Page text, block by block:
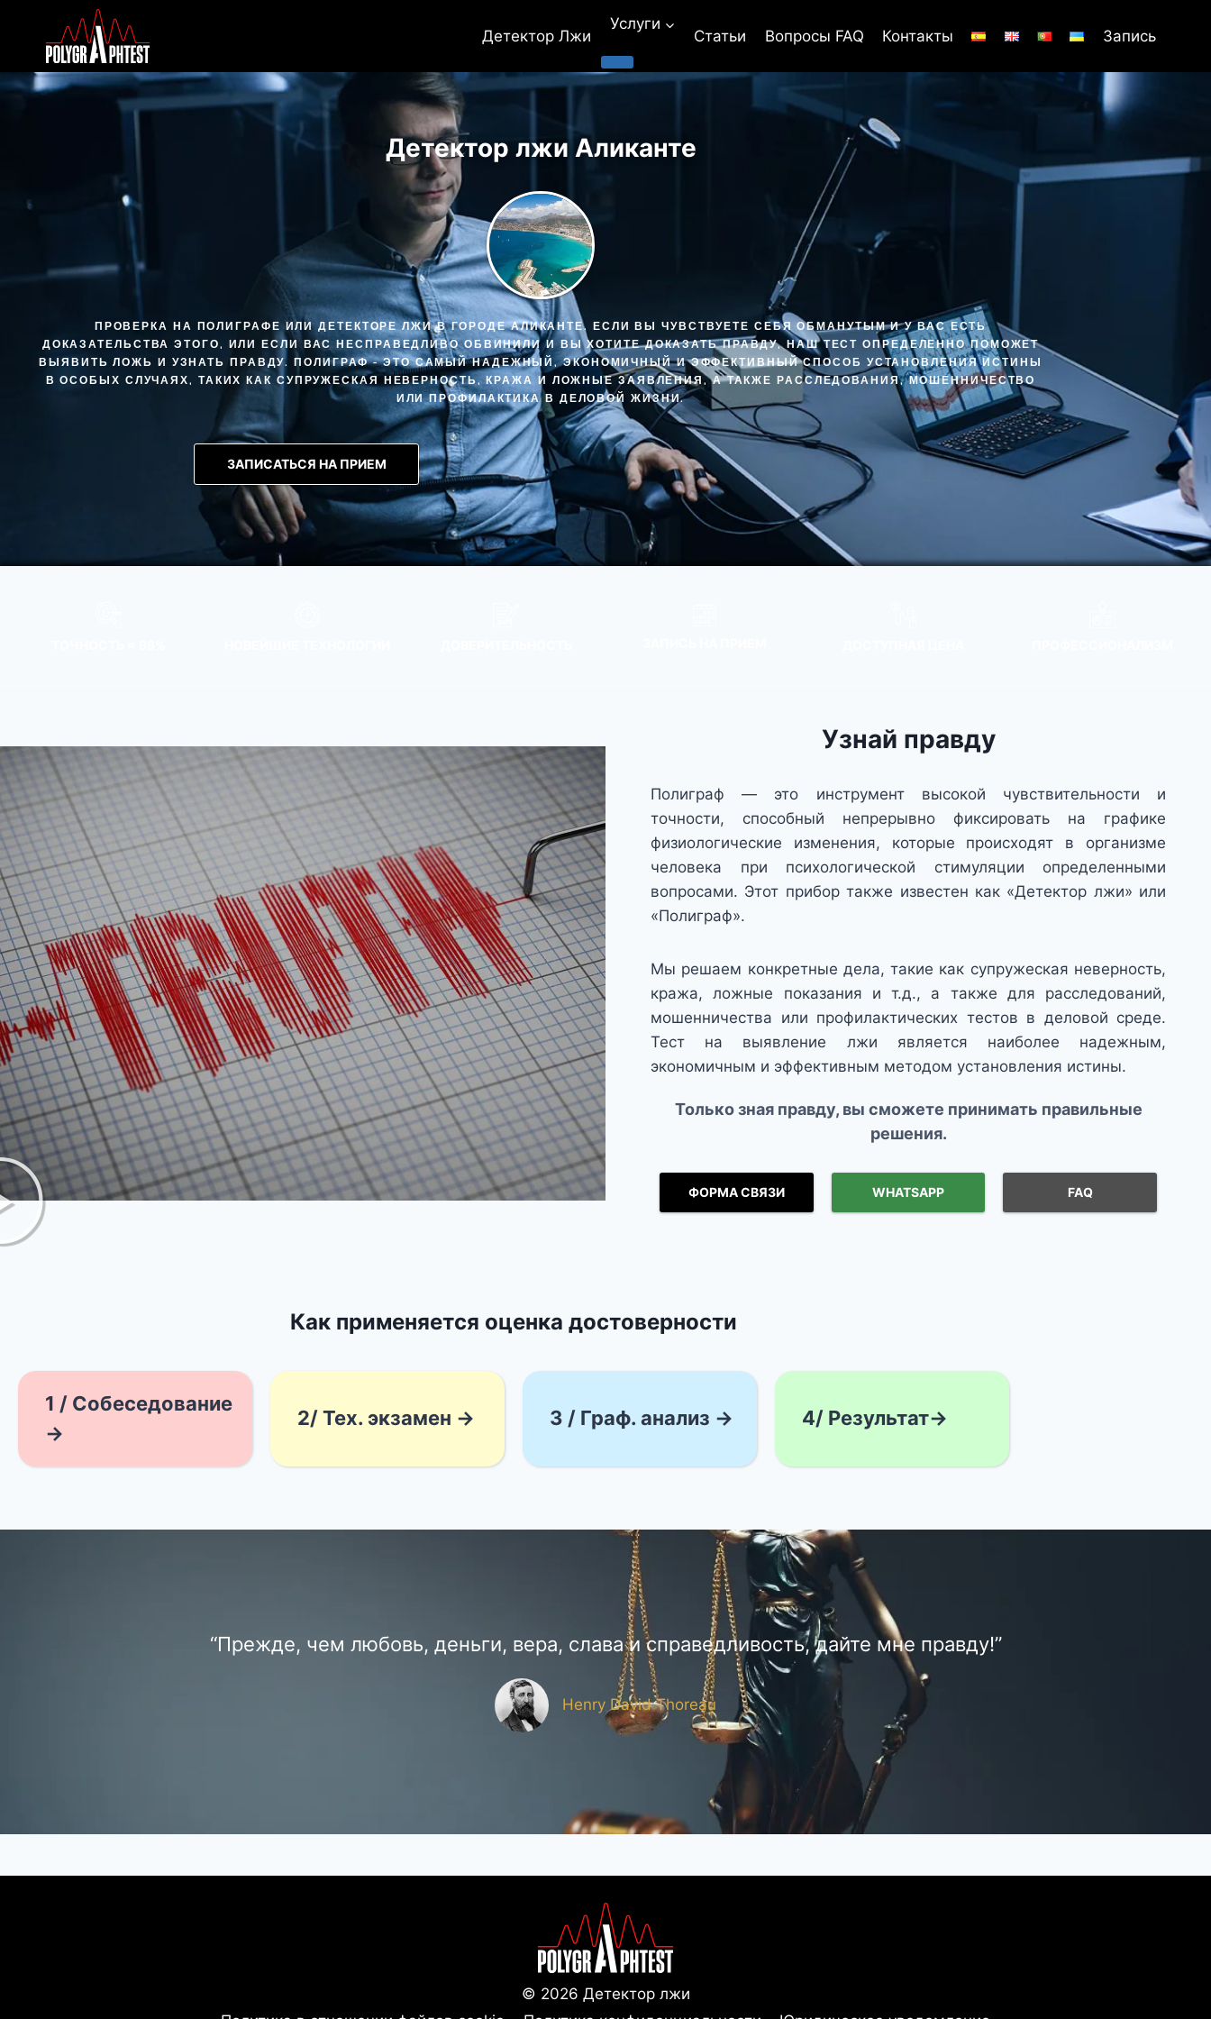
Детектор Лжи
Услуги
Статьи Вопросы FAQ Контакты Запись
Детектор лжи Аликанте
ПРОВЕРКА НА ПОЛИГРАФЕ ИЛИ ДЕТЕКТОРЕ ЛЖИ В ГОРОДЕ АЛИКАНТЕ. ЕСЛИ ВЫ ЧУВСТВУЕТЕ СЕБЯ ОБМАНУТЫМ И У ВАС ЕСТЬ
ДОКАЗАТЕЛЬСТВА ЭТОГО, ИЛИ ЕСЛИ ВАС НЕСПРАВЕДЛИВО ОБВИНИЛИ И ВЫ ХОТИТЕ ДОКАЗАТЬ ПРАВДУ, НАШ ТЕСТ ОПРЕДЕЛЕННО ПОМОЖЕТ
ВЫЯВИТЬ ЛОЖЬ И УЗНАТЬ ПРАВДУ. ПОЛИГРАФ - ЭТО САМЫЙ НАДЕЖНЫЙ, ЭКОНОМИЧНЫЙ И ЭФФЕКТИВНЫЙ СПОСОБ УСТАНОВЛЕНИЯ ИСТИНЫ
В ОСОБЫХ СЛУЧАЯХ, ТАКИХ КАК СУПРУЖЕСКАЯ НЕВЕРНОСТЬ, КРАЖА И ЛОЖНЫЕ ЗАЯВЛЕНИЯ, А ТАКЖЕ РАССЛЕДОВАНИЯ, МОШЕННИЧЕСТВО
ИЛИ ПРОФИЛАКТИКА В ДЕЛОВОЙ ЖИЗНИ.
ЗАПИСАТЬСЯ НА ПРИЕМ
Узнай правду
Полиграф — это инструмент высокой чувствительности и
точности, способный непрерывно фиксировать на графике
физиологические изменения, которые происходят в организме
человека при психологической стимуляции определенными
вопросами. Этот прибор также известен как «Детектор лжи» или
«Полиграф».
Мы решаем конкретные дела, такие как супружеская неверность,
кража, ложные показания и т.д., а также для расследований,
мошенничества или профилактических тестов в деловой среде.
Тест на выявление лжи является наиболее надежным,
экономичным и эффективным методом установления истины.
Только зная правду, вы сможете принимать правильные
решения.
ФОРМА СВЯЗИ WHATSAPP FAQ
Как применяется оценка достоверности
1 / Собеседование
→
2/ Тех. экзамен → 3 / Граф. анализ → 4/ Результат→
“Прежде, чем любовь, деньги, вера, слава и справедливость, дайте мне правду!”
Henry David Thoreau
© 2026 Детектор лжи